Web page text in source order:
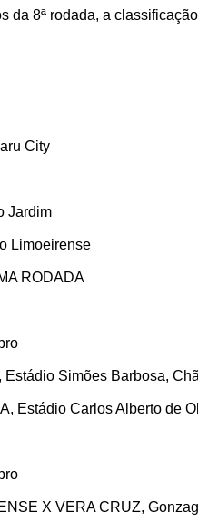
da 8ª rodada, a
City
Jardim
Limoeirense
RODADA
Estádio Simões Barbosa,
Estádio Carlos Alberto de
X VERA CRUZ,